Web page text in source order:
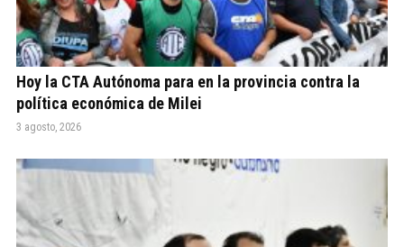
Hoy la CTA Autónoma para en la provincia contra la
política económica de Milei
3 agosto, 2026